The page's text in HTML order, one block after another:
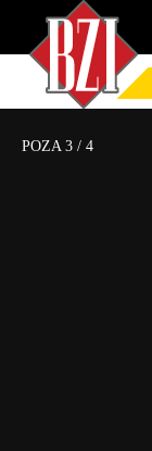
POZA 3 / 4